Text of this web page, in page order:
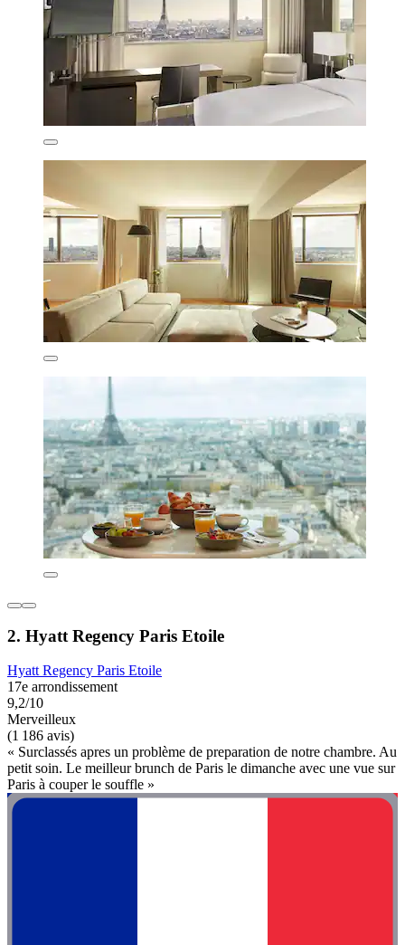
2. Hyatt Regency Paris Etoile
Hyatt Regency Paris Etoile
17e arrondissement
9,2/10
Merveilleux
(1 186 avis)
« Surclassés apres un problème de preparation de notre chambre. Au
petit soin. Le meilleur brunch de Paris le dimanche avec une vue sur
Paris à couper le souffle »